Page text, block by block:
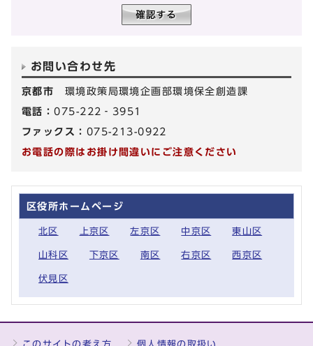
お問い合わせ先
京都市 環境政策局環境企画部環境保全創造課
電話：075-222‐3951
ファックス： 075-213-0922
お電話の際はお掛け間違いにご注意ください
区役所ホームページ
北区 上京区 左京区 中京区 東山区
山科区 下京区 南区 右京区 西京区
伏見区